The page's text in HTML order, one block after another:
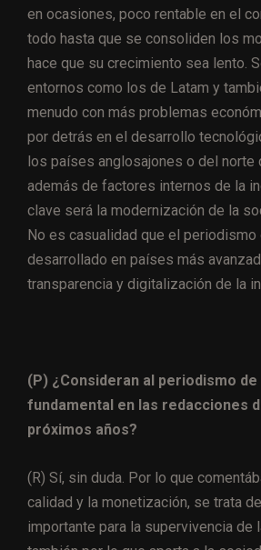
en ocasiones, poco rentable en el
todo hasta que se consoliden los
hace que su crecimiento sea lento.
entornos como los de Latam y
menudo con más problemas
por detrás en el desarrollo
los países anglosajones o del norte
además de factores internos de la
clave será la modernización de la
No es casualidad que el
desarrollado en países más
transparencia y digitalización de la
(P) ¿Consideran al periodismo
fundamental en las redacciones
próximos años?
(R) Sí, sin duda. Por lo que
calidad y la monetización, se trata
importante para la supervivencia de